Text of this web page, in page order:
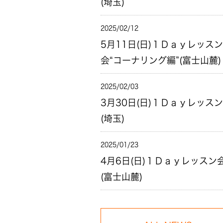
(埼玉)
2025/02/12
5月11日(日)１Ｄａｙレッスン
会“コーナリング編”(富士山麓)
2025/02/03
3月30日(日)１Ｄａｙレッス
(埼玉)
2025/01/23
4月6日(日)１Ｄａｙレッスン
(富士山麓)